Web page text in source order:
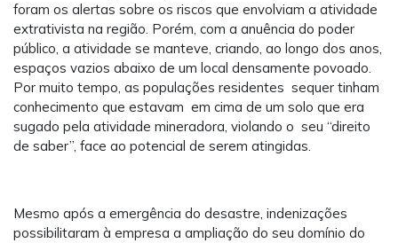
foram os alertas sobre os riscos que envolviam a atividade
extrativista na região. Porém, com a anuência do poder
público, a atividade se manteve, criando, ao longo dos anos,
espaços vazios abaixo de um local densamente povoado.
Por muito tempo, as populações residentes sequer tinham
conhecimento que estavam em cima de um solo que era
sugado pela atividade mineradora, violando o seu “direito
de saber”, face ao potencial de serem atingidas.
Mesmo após a emergência do desastre, indenizações
possibilitaram à empresa a ampliação do seu domínio do